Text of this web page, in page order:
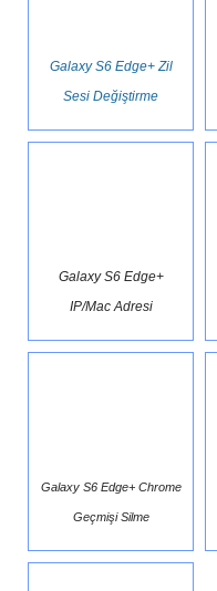
Galaxy S6 Edge+ Zil
Sesi Değiştirme
Galaxy S6 Edge+
IP/Mac Adresi
Galaxy S6 Edge+ Chrome
Geçmişi Silme